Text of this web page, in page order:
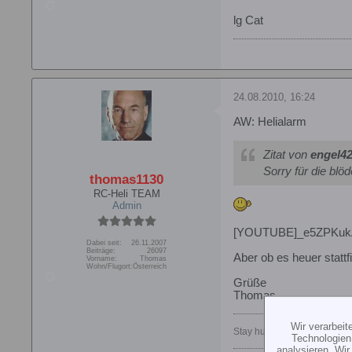
lg Cat
thomas1130
RC-Heli TEAM
Admin
Dabei seit:
26.11.2007
Beiträge:
26097
Vorname:
Thomas
Wohn/Flugort:Österreich
24.08.2010, 16:24
AW: Helialarm
Zitat von
Sorry für die
Aber ob es heuer
Grüße
Thomas
Stay hungry. Stay foolish.
Wir